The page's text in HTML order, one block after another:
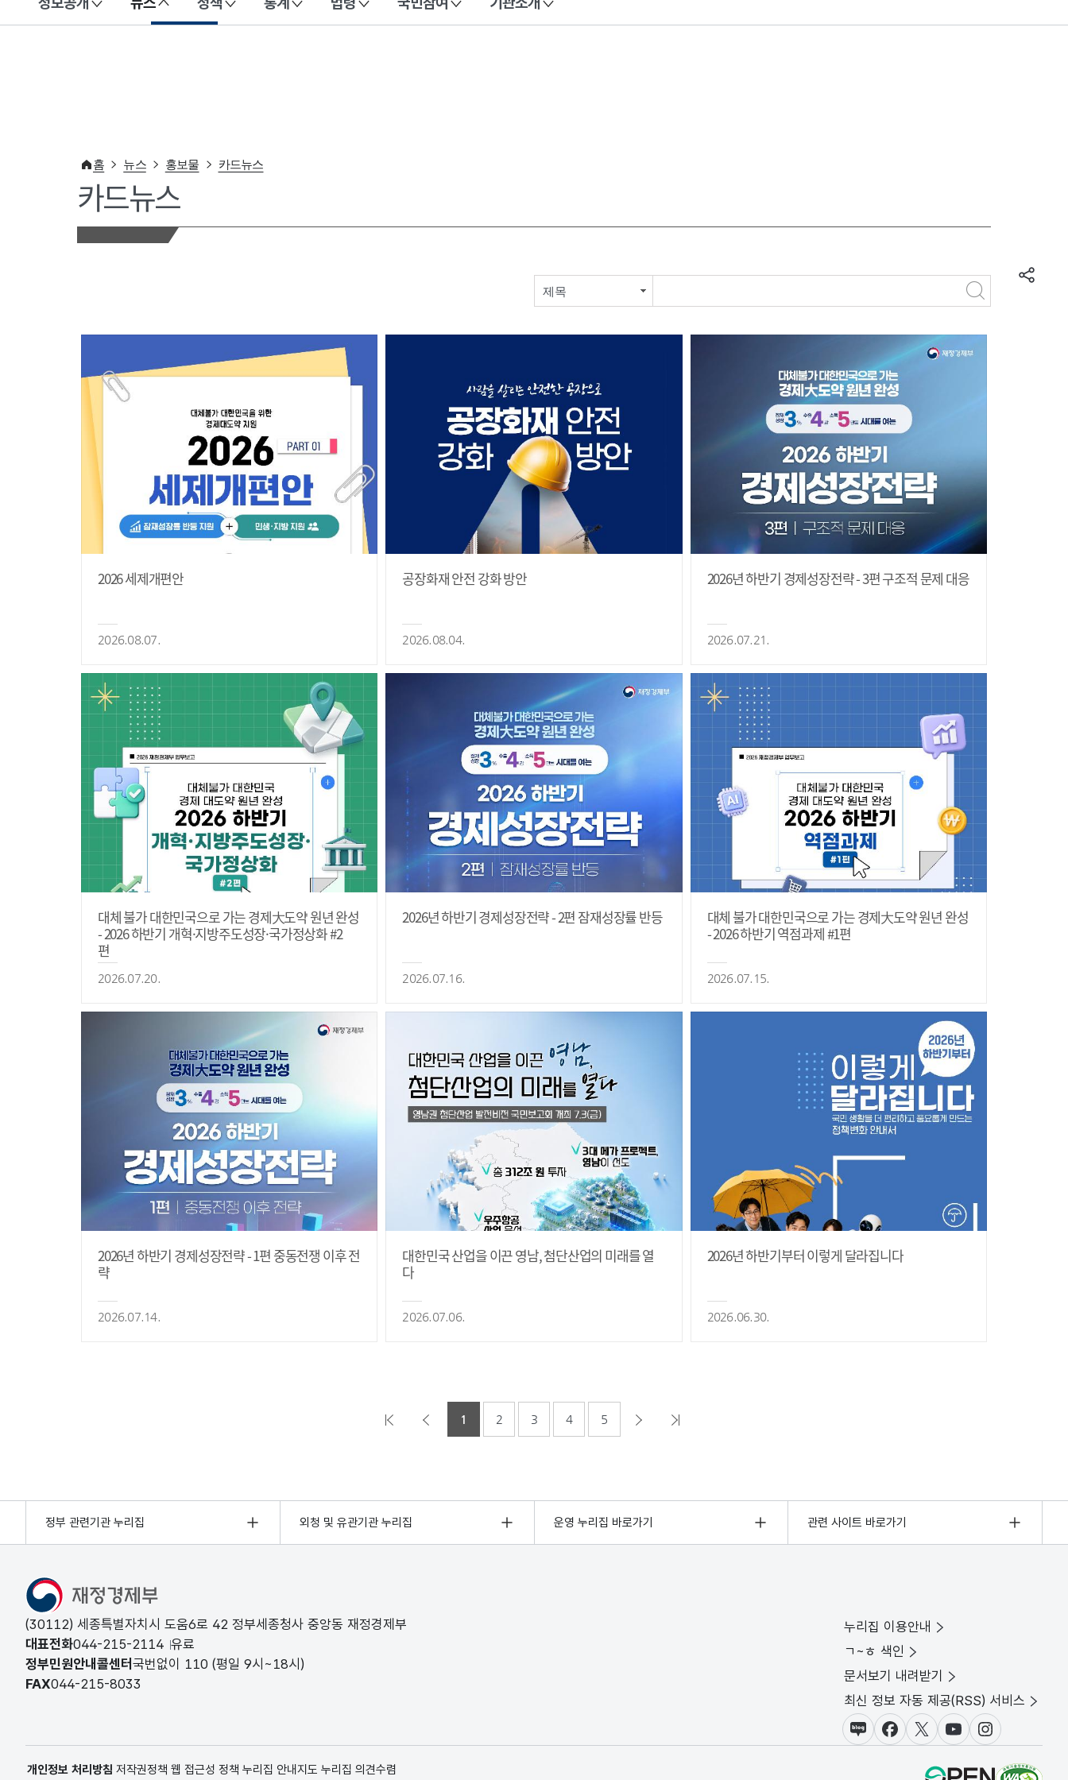
이 누리집은 대한민국 공식 전자정부 누리집입니다.
홈 뉴스 홍보물 카드뉴스
카드뉴스
제목
2026 세제개편안
2026.08.07.
공장화재 안전 강화 방안
2026.08.04.
2026년 하반기 경제성장전략 - 3편 구조적 문제 대응
2026.07.21.
대체 불가 대한민국으로 가는 경제大도약 원년 완성
- 2026 하반기 개혁·지방주도성장·국가정상화 #2
편
2026.07.20.
2026년 하반기 경제성장전략 - 2편 잠재성장률 반등
2026.07.16.
대체 불가 대한민국으로 가는 경제大도약 원년 완성
- 2026 하반기 역점과제 #1편
2026.07.15.
2026년 하반기 경제성장전략 - 1편 중동전쟁 이후 전
략
2026.07.14.
대한민국 산업을 이끈 영남, 첨단산업의 미래를 열
다
2026.07.06.
2026년 하반기부터 이렇게 달라집니다
2026.06.30.
1 2 3 4 5
정부 관련기관 누리집 외청 및 유관기관 누리집 운영 누리집 바로가기 관련 사이트 바로가기
(30112) 세종특별자치시 도움6로 42 정부세종청사 중앙동 재정경제부
대표전화044-215-2114 유료
정부민원안내콜센터 국번없이 110 (평일 9시~18시)
FAX044-215-8033
누리집 이용안내
ㄱ~ㅎ 색인
문서보기 내려받기
최신 정보 자동 제공(RSS) 서비스
블로그페이스북X(트위터)
유튜브인스타그램
개인정보 처리방침 저작권정책 웹 접근성 정책 누리집 안내지도 누리집 의견수렴